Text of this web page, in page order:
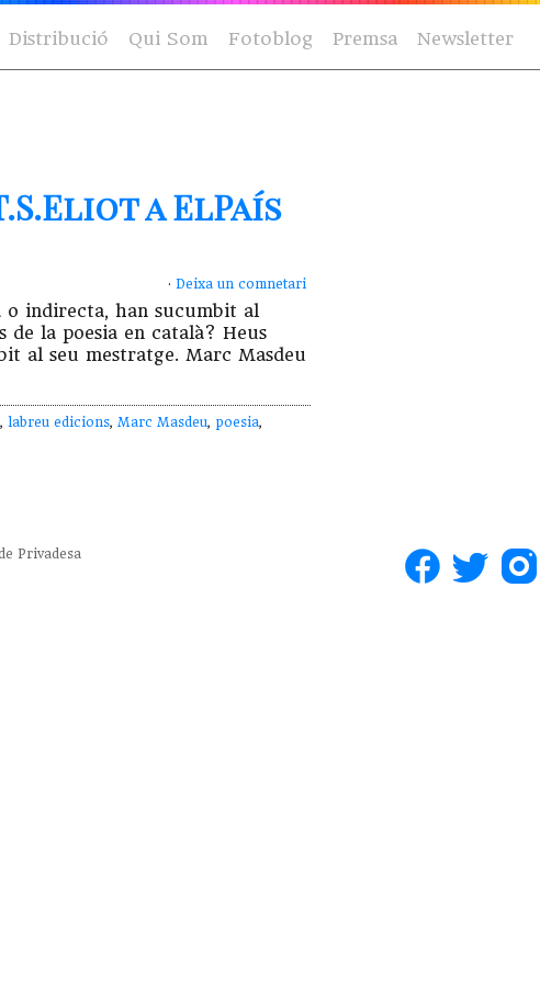
Distribució Qui Som Fotoblog Premsa Newsletter
a ElPaís
· Deixa un comnetari
o indirecta, han sucumbit al
de la poesia en català? Heus
al seu mestratge. Marc Masdeu
, labreu edicions, Marc Masdeu, poesia,
Privadesa